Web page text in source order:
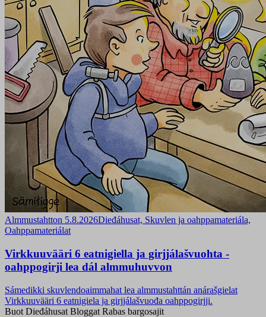
Almmustahtton 5.8.2026Dieđáhusat, Skuvlen ja oahppamateriála,
Oahppamateriálat
Virkkuuvääri 6 eatnigiella ja girjjálašvuohta -
oahppogirji lea dál almmuhuvvon
Sámedikki skuvlendoaimmahat lea almmustahttán anárašgielat
Virkkuuvääri 6 eatnigiela ja girjjálašvuođa oahppogirjji.
Buot Dieđáhusat Bloggat Rabas bargosajit